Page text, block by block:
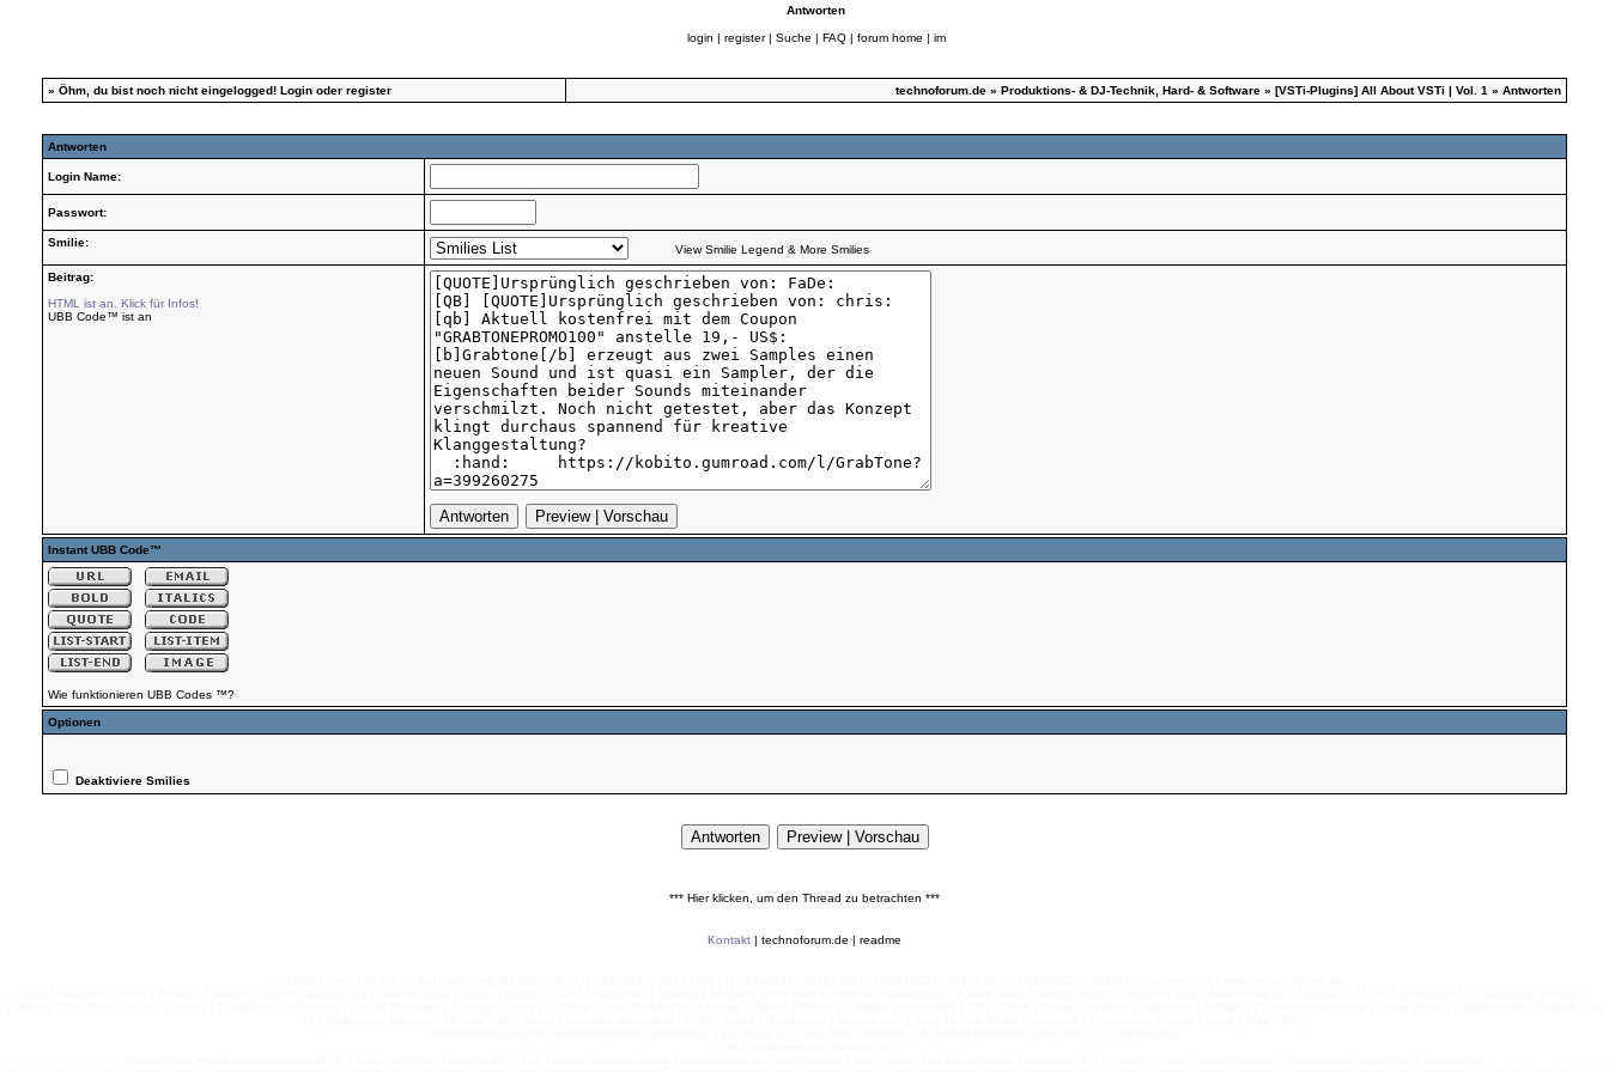
Antworten
login | register | Suche | FAQ| forum home | im
» Öhm, du bist noch nicht eingelogged! Login oder register technoforum.de » Produktions- & DJ-Technik, Hard- & Software » [VSTi-Plugins] All About VSTi | Vol. 1 » Antworten
Antworten
Login Name:
Passwort:
Smilie:
View Smilie Legend & More Smilies
Beitrag:
HTML ist an. Klick für Infos!
UBB Code™ ist an
Instant UBB Code™
Wie funktionieren UBB Codes ™?
Optionen
Deaktiviere Smilies
*** Hier klicken, um den Thread zu betrachten ***
Kontakt | technoforum.de | readme